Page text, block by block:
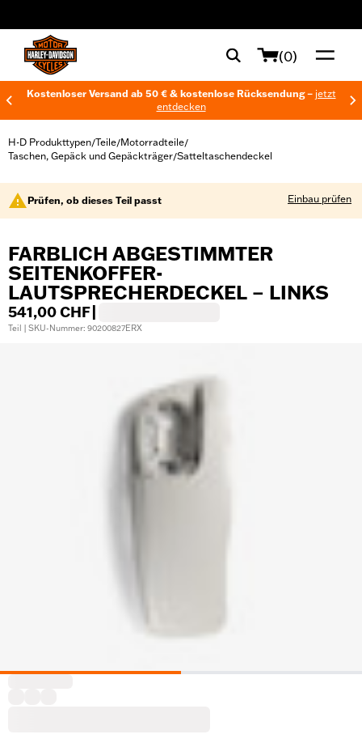
(0)
Kostenloser Versand ab 50 € & kostenlose Rücksendung – jetzt
entdecken
H-D Produkttypen/Teile/Motorradteile/
Taschen, Gepäck und Gepäckträger/Satteltaschendeckel
Prüfen, ob dieses Teil passt Einbau prüfen
FARBLICH ABGESTIMMTER
SEITENKOFFER-
LAUTSPRECHERDECKEL – LINKS
541,00 CHF
Teil | SKU-Nummer: 90200827ERX